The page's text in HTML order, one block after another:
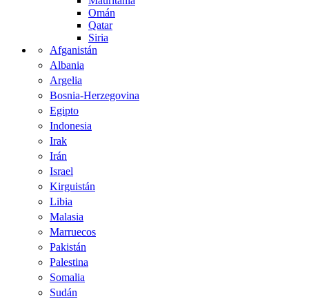
Omán
Qatar
Siria
Afganistán
Albania
Argelia
Bosnia-Herzegovina
Egipto
Indonesia
Irak
Irán
Israel
Kirguistán
Libia
Malasia
Marruecos
Pakistán
Palestina
Somalia
Sudán